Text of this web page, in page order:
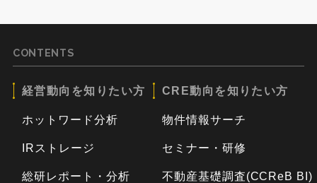
CONTENTS
経営動向を知りたい方
ホットワード分析
IRストレージ
総研レポート・分析
CRE動向を知りたい方
物件情報サーチ
セミナー・研修
不動産基礎調査(CCReB BI)